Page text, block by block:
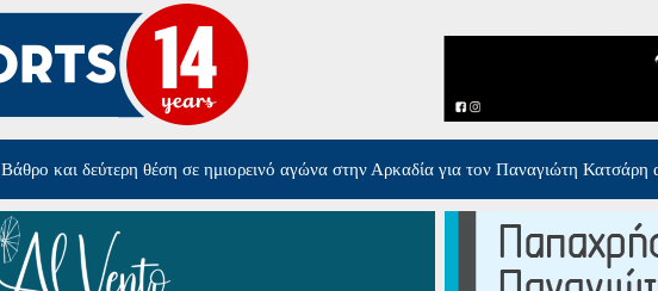
Από τα Φλαμίνγκο Μεσολογγίου στον Ολυμπιακό Σ.Φ.Π -Πέμπτη, 06 Αυγούστου 2026 17:40